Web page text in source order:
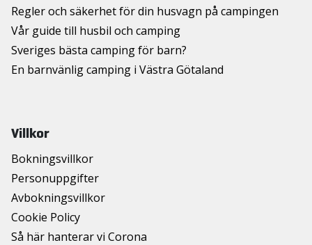
Regler och säkerhet för din husvagn på campingen
Vår guide till husbil och camping
Sveriges bästa camping för barn?
En barnvänlig camping i Västra Götaland
Villkor
Bokningsvillkor
Personuppgifter
Avbokningsvillkor
Cookie Policy
Så här hanterar vi Corona